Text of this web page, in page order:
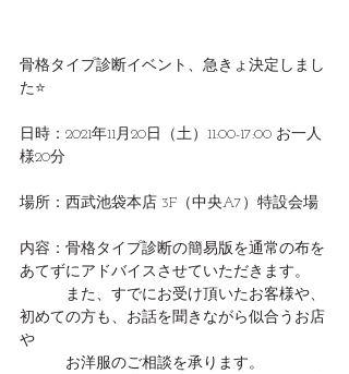
骨格タイプ診断イベント、急きょ決定しまし
た⭐️
日時：2021年11月20日（土）11:00-17:00 お一人
様20分
場所：西武池袋本店 3F（中央A7）特設会場
内容：骨格タイプ診断の簡易版を通常の布を
あてずにアドバイスさせていただきます。
また、すでにお受け頂いたお客様や、
初めての方も、お話を聞きながら似合うお店
や
お洋服のご相談を承ります。